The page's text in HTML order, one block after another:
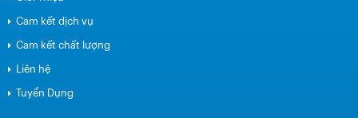
Cam kết dịch vụ
Cam kết chất lượng
Liên hệ
Tuyển Dụng